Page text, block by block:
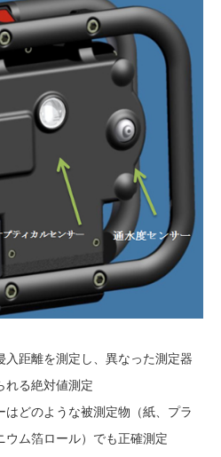
入距離を測定し、異なった測定器
れる絶対値測定
どのような被測定物（紙、プラ
ウム箔ロール）でも正確測定